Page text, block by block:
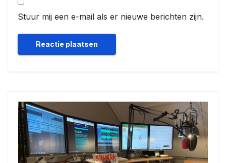
Stuur mij een e-mail als er nieuwe berichten zijn.